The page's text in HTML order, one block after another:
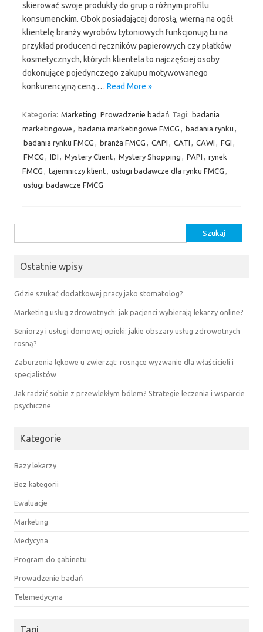
skierować swoje produkty do grup o różnym profilu
konsumenckim. Obok posiadającej dorosłą, wierną na ogół
klientelę branży wyrobów tytoniowych funkcjonują tu na
przykład producenci ręczników papierowych czy płatków
kosmetycznych, których klientela to najczęściej osoby
dokonujące pojedynczego zakupu motywowanego
konkurencyjną ceną.… Read More »
Kategoria: Marketing Prowadzenie badań Tagi: badania
marketingowe , badania marketingowe FMCG , badania rynku ,
badania rynku FMCG , branża FMCG , CAPI , CATI , CAWI , FGI ,
FMCG , IDI , Mystery Client, Mystery Shopping , PAPI , rynek
FMCG , tajemniczy klient, usługi badawcze dla rynku FMCG ,
usługi badawcze FMCG
Ostatnie wpisy
Gdzie szukać dodatkowej pracy jako stomatolog?
Marketing usług zdrowotnych: jak pacjenci wybierają lekarzy online?
Seniorzy i usługi domowej opieki: jakie obszary usług zdrowotnych
rosną?
Zaburzenia lękowe u zwierząt: rosnące wyzwanie dla właścicieli i
specjalistów
Jak radzić sobie z przewlekłym bólem? Strategie leczenia i wsparcie
psychiczne
Kategorie
Bazy lekarzy
Bez kategorii
Ewaluacje
Marketing
Medycyna
Program do gabinetu
Prowadzenie badań
Telemedycyna
Tagi